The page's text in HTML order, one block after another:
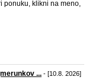
ponuku, klikni na meno,
... - [10.8. 2026]